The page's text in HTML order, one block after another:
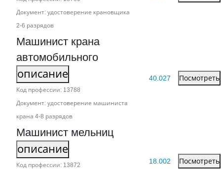
Документ: удостоверение крановщика
2‑6 разрядов
Машинист крана
автомобильного
описание
Код профессии: 13788
Документ: удостоверение машиниста
крана 4‑8 разрядов
40.027 Посмотреть
Машинист мельниц
описание
Код профессии: 13872 18.002 Посмотреть